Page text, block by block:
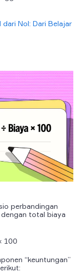
dari Nol: Dari Belajar
perbandingan
total biaya
100
“keuntungan”